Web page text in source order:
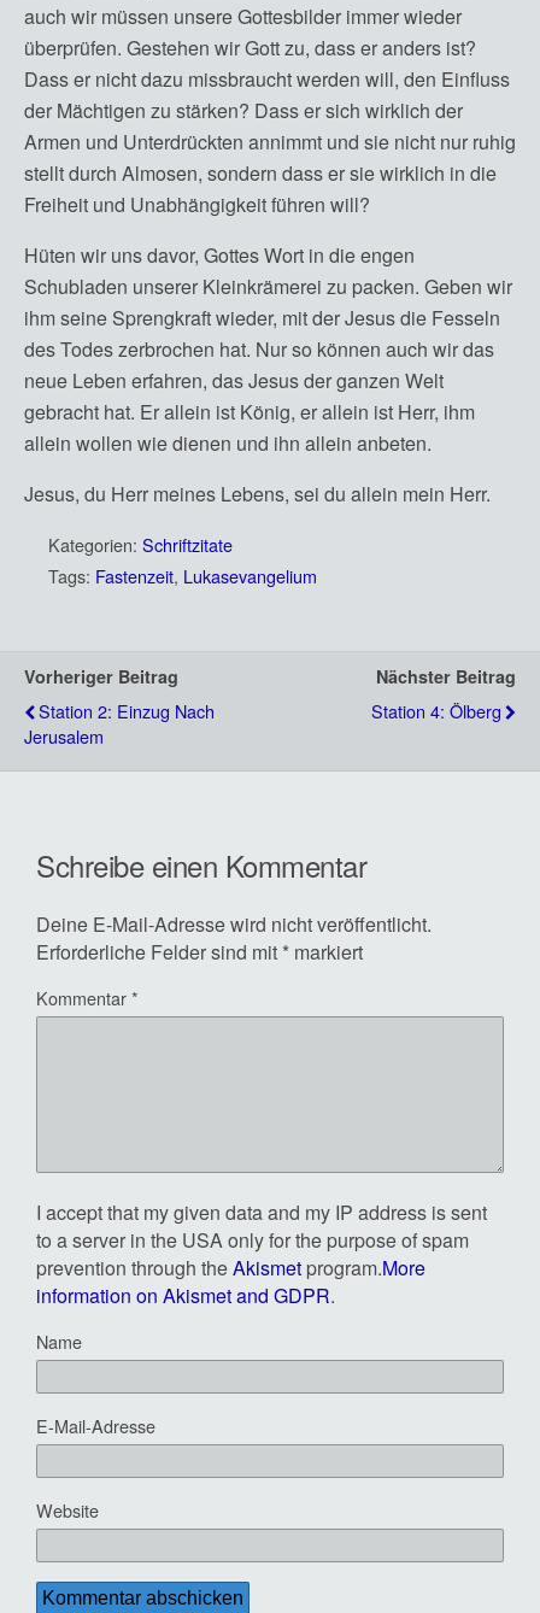
auch wir müssen unsere Gottesbilder immer wieder
überprüfen. Gestehen wir Gott zu, dass er anders ist?
Dass er nicht dazu missbraucht werden will, den Einfluss
der Mächtigen zu stärken? Dass er sich wirklich der
Armen und Unterdrückten annimmt und sie nicht nur ruhig
stellt durch Almosen, sondern dass er sie wirklich in die
Freiheit und Unabhängigkeit führen will?
Hüten wir uns davor, Gottes Wort in die engen
Schubladen unserer Kleinkrämerei zu packen. Geben wir
ihm seine Sprengkraft wieder, mit der Jesus die Fesseln
des Todes zerbrochen hat. Nur so können auch wir das
neue Leben erfahren, das Jesus der ganzen Welt
gebracht hat. Er allein ist König, er allein ist Herr, ihm
allein wollen wie dienen und ihn allein anbeten.
Jesus, du Herr meines Lebens, sei du allein mein Herr.
Kategorien: Schriftzitate
Tags: Fastenzeit, Lukasevangelium
Vorheriger Beitrag
Station 2: Einzug Nach
Jerusalem
Nächster Beitrag
Station 4: Ölberg
Schreibe einen Kommentar
Deine E-Mail-Adresse wird nicht veröffentlicht.
Erforderliche Felder sind mit * markiert
Kommentar*
I accept that my given data and my IP address is sent
to a server in the USA only for the purpose of spam
prevention through theAkismet program.More
information on Akismet and GDPR.
Name
E-Mail-Adresse
Website